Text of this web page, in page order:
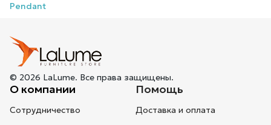
Pendant
© 2026 LaLume. Все права защищены.
О компании
Сотрудничество
Помощь
Доставка и оплата